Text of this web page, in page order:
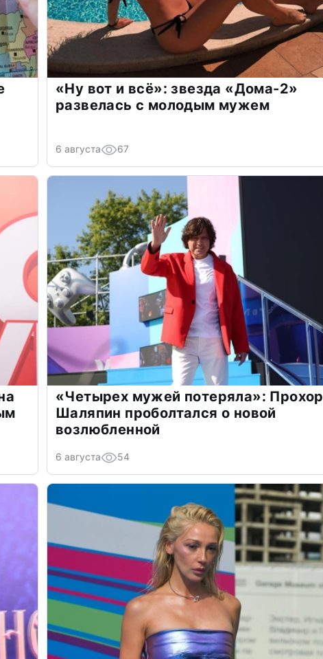
«Ну вот и всё»: звезда «Дома-2»
развелась с молодым мужем
6 августа 67
«Четырех мужей потеряла»: Прохор
Шаляпин проболтался о новой
возлюбленной
6 августа 54